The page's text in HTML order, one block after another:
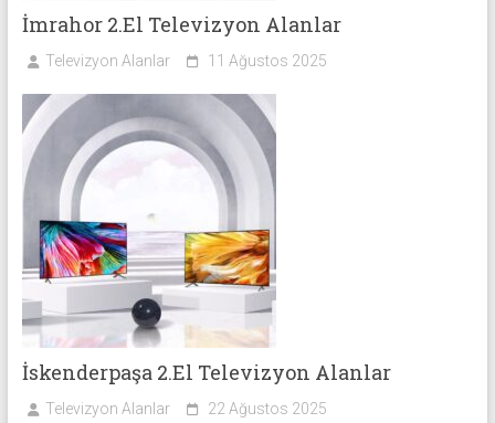
İmrahor 2.El Televizyon Alanlar
Televizyon Alanlar 11 Ağustos 2025
İskenderpaşa 2.El Televizyon Alanlar
Televizyon Alanlar 22 Ağustos 2025